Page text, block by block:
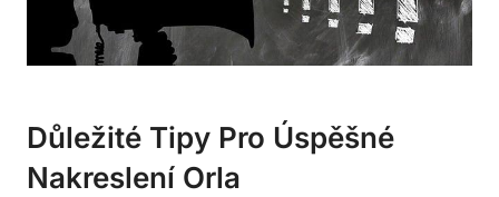
Důležité Tipy Pro Úspěšné
Nakreslení Orla